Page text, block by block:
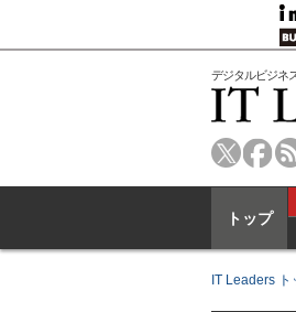
デジタルビジネ
トップ
IT Leaders ト